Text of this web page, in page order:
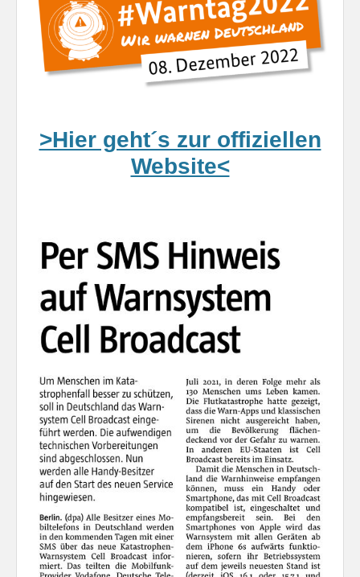
>Hier geht´s zur offiziellen
Website<